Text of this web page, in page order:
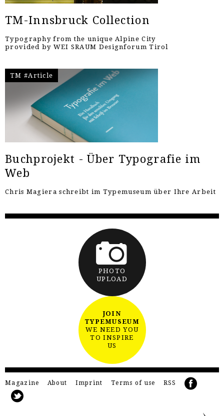
TM-Innsbruck Collection
Typography from the unique Alpine City
provided by WEI SRAUM Designforum Tirol
TM #Article
Buchprojekt - Über Typografie im
Web
Chris Magiera schreibt im Typemuseum über Ihre Arbeit
PHOTO
UPLOAD
JOIN
TYPEMUSEUM
WE NEED YOU
TO INSPIRE
US
Magazine About Imprint Terms of use RSS